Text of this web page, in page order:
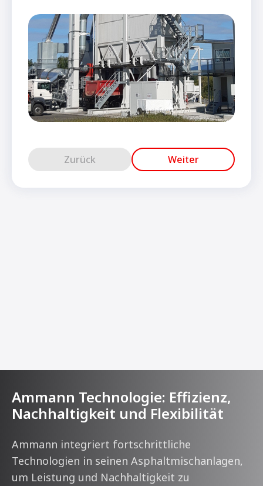
Zurück Weiter
Ammann Technologie: Effizienz,
Nachhaltigkeit und Flexibilität
Ammann integriert fortschrittliche
Technologien in seinen Asphaltmischanlagen,
um Leistung und Nachhaltigkeit zu